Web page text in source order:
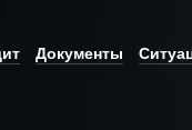
Документы